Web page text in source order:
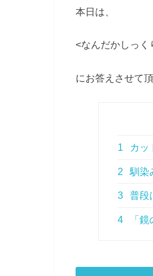
本日は、
<なんだかしっく
にお答えさせて頂
1 カッ
2 馴染
3 普段
4 「